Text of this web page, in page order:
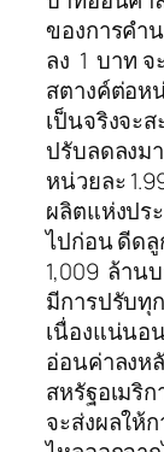
ของการคำ
ลง 1 บาท
สตางค์ต่อห
เป็นจริงจะ
ปรับลดลงม
หน่วยละ
ผลิตแห่งปร
ไปก่อน ดีด
1,009 ล้าน
มีการปรับทุ
เนื่องแน่นอ
อ่อนค่าลงห
สหรัฐอเมริ
จะส่งผลให้